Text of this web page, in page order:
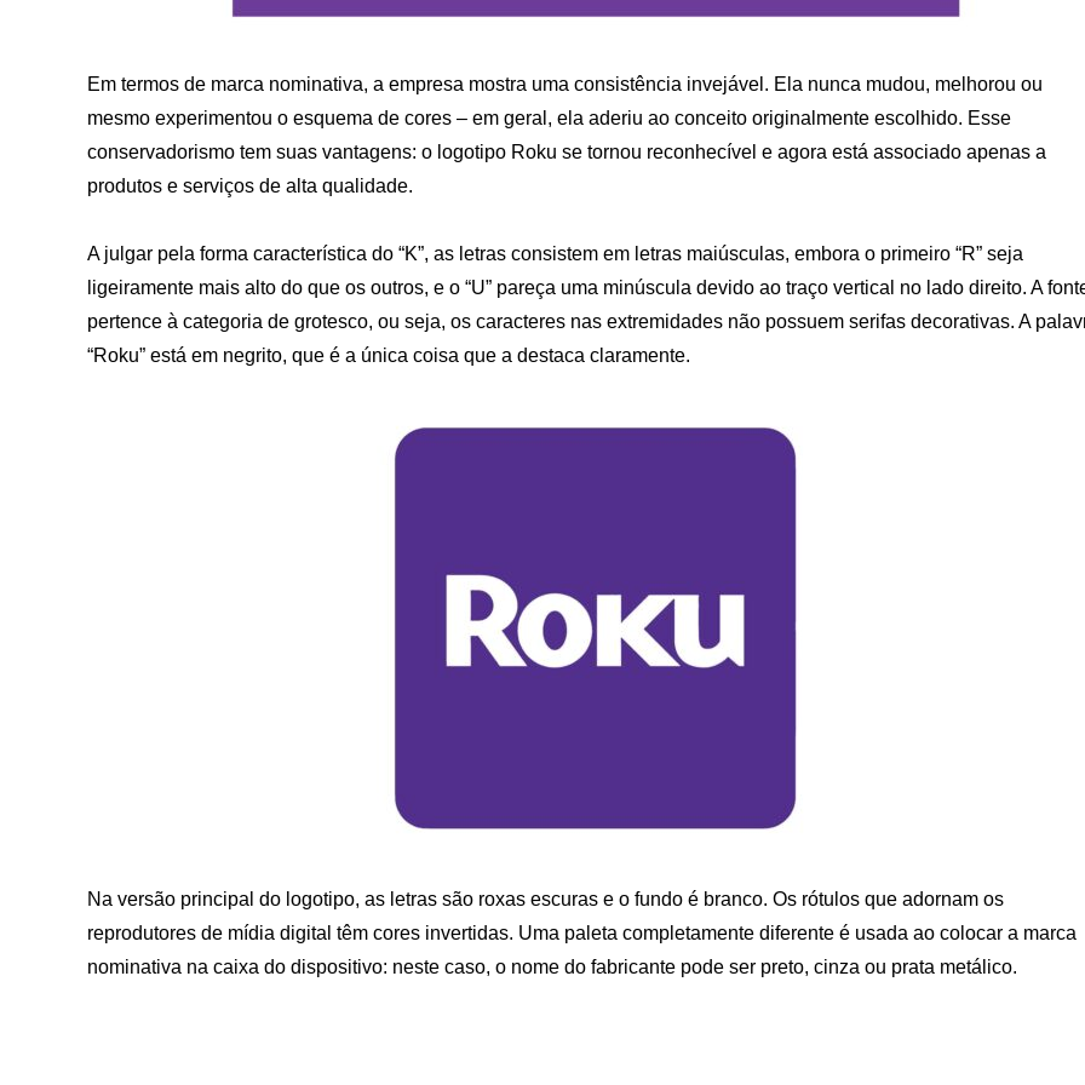
Em termos de marca nominativa, a empresa mostra uma consistência invejável. Ela nunca mudou, melhorou ou
mesmo experimentou o esquema de cores – em geral, ela aderiu ao conceito originalmente escolhido. Esse
conservadorismo tem suas vantagens: o logotipo Roku se tornou reconhecível e agora está associado apenas a
produtos e serviços de alta qualidade.
A julgar pela forma característica do “K”, as letras consistem em letras maiúsculas, embora o primeiro “R” seja
ligeiramente mais alto do que os outros, e o “U” pareça uma minúscula devido ao traço vertical no lado direito. A
pertence à categoria de grotesco, ou seja, os caracteres nas extremidades não possuem serifas decorativas. A
“Roku” está em negrito, que é a única coisa que a destaca claramente.
Na versão principal do logotipo, as letras são roxas escuras e o fundo é branco. Os rótulos que adornam os
reprodutores de mídia digital têm cores invertidas. Uma paleta completamente diferente é usada ao colocar a marca
nominativa na caixa do dispositivo: neste caso, o nome do fabricante pode ser preto, cinza ou prata metálico.